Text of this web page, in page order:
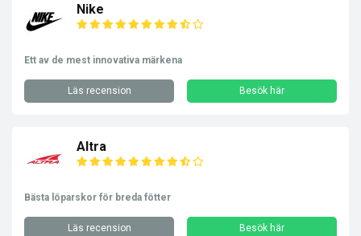
Nike
Ett av de mest innovativa märkena
Läs recension Besök här
Altra
Bästa löparskor för breda fötter
Läs recension
Besök här